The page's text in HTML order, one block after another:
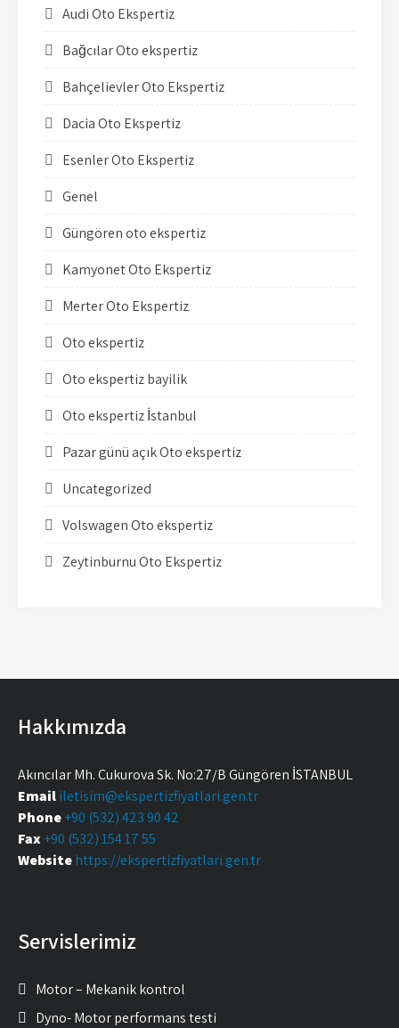
Audi Oto Ekspertiz
Bağcılar Oto ekspertiz
Bahçelievler Oto Ekspertiz
Dacia Oto Ekspertiz
Esenler Oto Ekspertiz
Genel
Güngören oto ekspertiz
Kamyonet Oto Ekspertiz
Merter Oto Ekspertiz
Oto ekspertiz
Oto ekspertiz bayilik
Oto ekspertiz İstanbul
Pazar günü açık Oto ekspertiz
Uncategorized
Volswagen Oto ekspertiz
Zeytinburnu Oto Ekspertiz
Hakkımızda
Akıncılar Mh. Çukurova Sk. No:27/B Güngören İSTANBUL
Emaililetisim@ekspertizfiyatlari.gen.tr
Phone+90 (532) 423 90 42
Fax+90 (532) 154 17 55
Websitehttps://ekspertizfiyatlari.gen.tr
Servislerimiz
Motor – Mekanik kontrol
Dyno- Motor performans testi